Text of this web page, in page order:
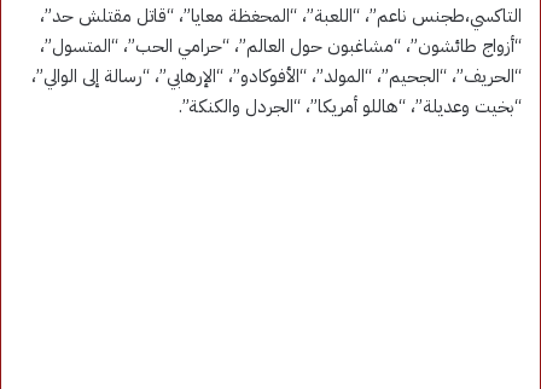
التاكسي،طجنس ناعم”، “اللعبة”، “المحغظة معايا”، “قاتل مقتلش حد”،
“أزواج طائشون”، “مشاغبون حول العالم”، “حرامي الحب”، “المتسول”،
“الحريف”، “الجحيم”، “المولد”، “الأفوكادو”، “الإرهابي”، “رسالة إلى الوالي”،
“بخيت وعديلة”، “هاللو أمريكا”، “الجردل والكنكة”.